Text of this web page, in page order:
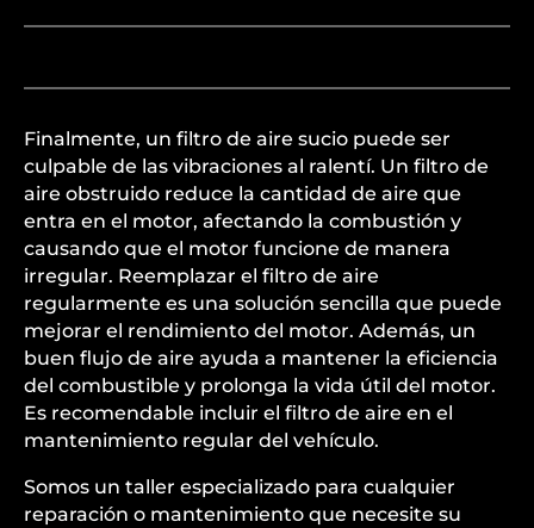
Finalmente, un filtro de aire sucio puede ser
culpable de las vibraciones al ralentí. Un filtro de
aire obstruido reduce la cantidad de aire que
entra en el motor, afectando la combustión y
causando que el motor funcione de manera
irregular. Reemplazar el filtro de aire
regularmente es una solución sencilla que puede
mejorar el rendimiento del motor. Además, un
buen flujo de aire ayuda a mantener la eficiencia
del combustible y prolonga la vida útil del motor.
Es recomendable incluir el filtro de aire en el
mantenimiento regular del vehículo.
Somos un taller especializado para cualquier
reparación o mantenimiento que necesite su